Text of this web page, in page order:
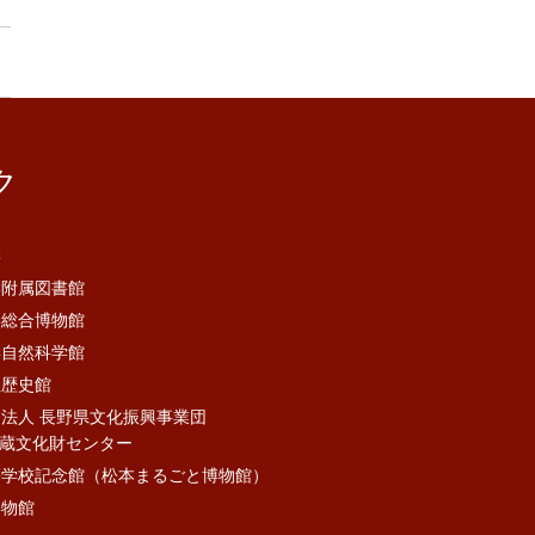
属図書館
合博物館
然科学館
史館
人 長野県文化振興事業団
文化財センター
校記念館（松本まるごと博物館）
館